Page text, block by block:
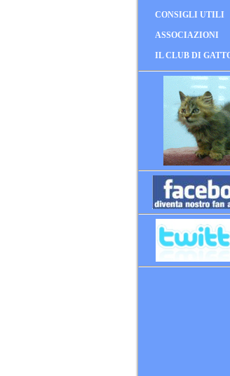
CONSIGLI UTILI
ASSOCIAZIONI
IL CLUB DI